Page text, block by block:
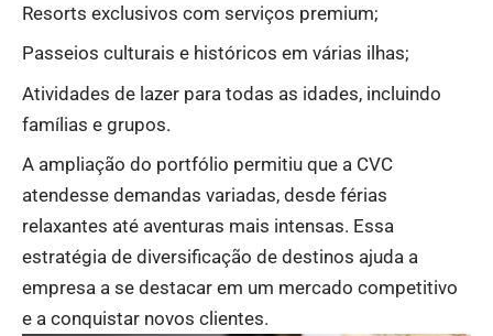
Resorts exclusivos com serviços premium;
Passeios culturais e históricos em várias ilhas;
Atividades de lazer para todas as idades, incluindo
famílias e grupos.
A ampliação do portfólio permitiu que a CVC
atendesse demandas variadas, desde férias
relaxantes até aventuras mais intensas. Essa
estratégia de diversificação de destinos ajuda a
empresa a se destacar em um mercado competitivo
e a conquistar novos clientes.